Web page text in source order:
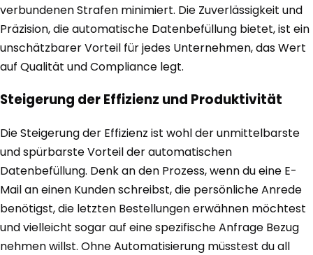
verbundenen Strafen minimiert. Die Zuverlässigkeit und
Präzision, die automatische Datenbefüllung bietet, ist ein
unschätzbarer Vorteil für jedes Unternehmen, das Wert
auf Qualität und Compliance legt.
Steigerung der Effizienz und Produktivität
Die Steigerung der Effizienz ist wohl der unmittelbarste
und spürbarste Vorteil der automatischen
Datenbefüllung. Denk an den Prozess, wenn du eine E-
Mail an einen Kunden schreibst, die persönliche Anrede
benötigst, die letzten Bestellungen erwähnen möchtest
und vielleicht sogar auf eine spezifische Anfrage Bezug
nehmen willst. Ohne Automatisierung müsstest du all